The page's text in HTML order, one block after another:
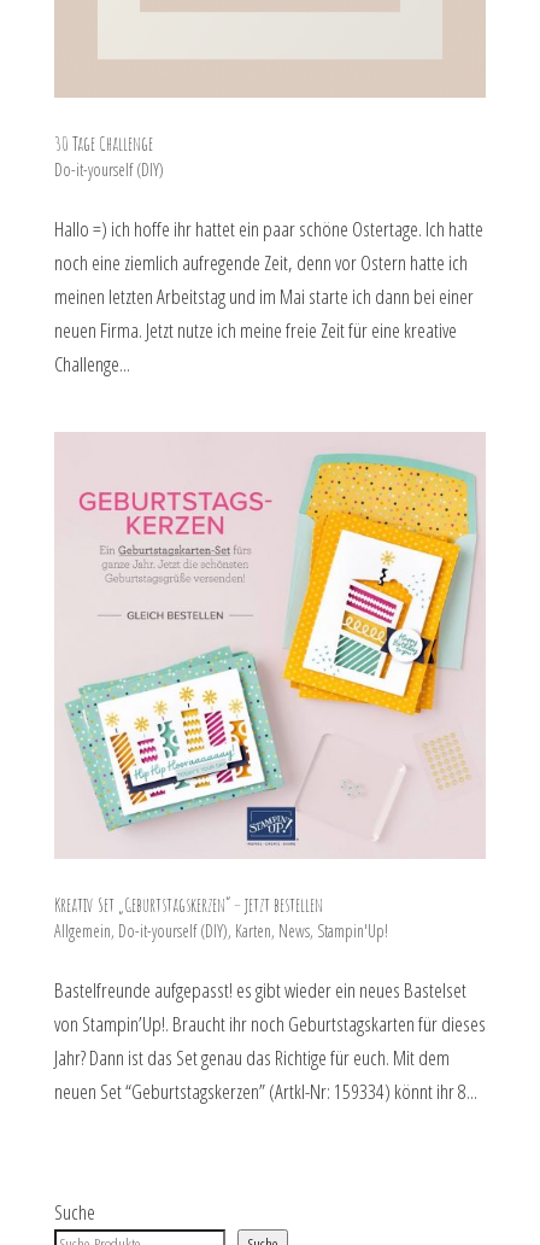
30 Tage Challenge
Do-it-yourself (DIY)
Hallo =) ich hoffe ihr hattet ein paar schöne Ostertage. Ich hatte
noch eine ziemlich aufregende Zeit, denn vor Ostern hatte ich
meinen letzten Arbeitstag und im Mai starte ich dann bei einer
neuen Firma. Jetzt nutze ich meine freie Zeit für eine kreative
Challenge...
Kreativ Set „Geburtstagskerzen“ – jetzt bestellen
Allgemein, Do-it-yourself (DIY), Karten, News, Stampin'Up!
Bastelfreunde aufgepasst! es gibt wieder ein neues Bastelset
von Stampin’Up!. Braucht ihr noch Geburtstagskarten für dieses
Jahr? Dann ist das Set genau das Richtige für euch. Mit dem
neuen Set “Geburtstagskerzen” (Artkl-Nr: 159334) könnt ihr 8...
Suche